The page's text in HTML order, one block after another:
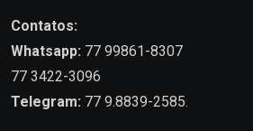
Contatos:
Whatsapp: 77 99861-8307
77 3422-3096
Telegram: 77 9.8839-2585.